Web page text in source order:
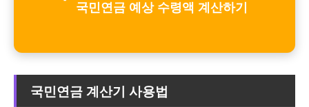
국민연금 예상 수령액 계산하기
국민연금 계산기 사용법